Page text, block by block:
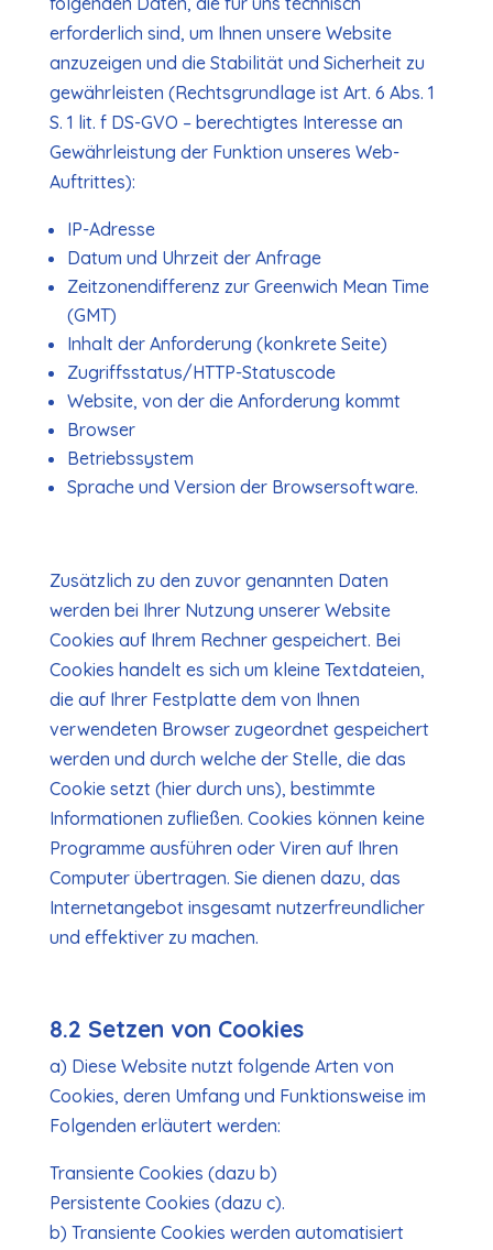
erforderlich sind, um Ihnen unsere Website
anzuzeigen und die Stabilität und Sicherheit zu
gewährleisten (Rechtsgrundlage ist Art. 6 Abs. 1
S. 1 lit. f DS-GVO – berechtigtes Interesse an
Gewährleistung der Funktion unseres Web-
Auftrittes):
IP-Adresse
Datum und Uhrzeit der Anfrage
Zeitzonendifferenz zur Greenwich Mean Time
(GMT)
Inhalt der Anforderung (konkrete Seite)
Zugriffsstatus/HTTP-Statuscode
Website, von der die Anforderung kommt
Browser
Betriebssystem
Sprache und Version der Browsersoftware.
Zusätzlich zu den zuvor genannten Daten
werden bei Ihrer Nutzung unserer Website
Cookies auf Ihrem Rechner gespeichert. Bei
Cookies handelt es sich um kleine Textdateien,
die auf Ihrer Festplatte dem von Ihnen
verwendeten Browser zugeordnet gespeichert
werden und durch welche der Stelle, die das
Cookie setzt (hier durch uns), bestimmte
Informationen zufließen. Cookies können keine
Programme ausführen oder Viren auf Ihren
Computer übertragen. Sie dienen dazu, das
Internetangebot insgesamt nutzerfreundlicher
und effektiver zu machen.
8.2 Setzen von Cookies
a) Diese Website nutzt folgende Arten von
Cookies, deren Umfang und Funktionsweise im
Folgenden erläutert werden:
Transiente Cookies (dazu b)
Persistente Cookies (dazu c).
b) Transiente Cookies werden automatisiert